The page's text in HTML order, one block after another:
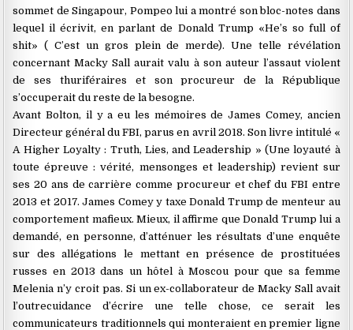
sommet de Singapour, Pompeo lui a montré son bloc-notes dans
lequel il écrivit, en parlant de Donald Trump «He’s so full of
shit» ( C’est un gros plein de merde). Une telle révélation
concernant Macky Sall aurait valu à son auteur l’assaut violent
de ses thuriféraires et son procureur de la République
s’occuperait du reste de la besogne.
Avant Bolton, il y a eu les mémoires de James Comey, ancien
Directeur général du FBI, parus en avril 2018. Son livre intitulé «
A Higher Loyalty : Truth, Lies, and Leadership » (Une loyauté à
toute épreuve : vérité, mensonges et leadership) revient sur
ses 20 ans de carrière comme procureur et chef du FBI entre
2013 et 2017. James Comey y taxe Donald Trump de menteur au
comportement mafieux. Mieux, il affirme que Donald Trump lui a
demandé, en personne, d’atténuer les résultats d’une enquête
sur des allégations le mettant en présence de prostituées
russes en 2013 dans un hôtel à Moscou pour que sa femme
Melenia n’y croit pas. Si un ex-collaborateur de Macky Sall avait
l’outrecuidance d’écrire une telle chose, ce serait les
communicateurs traditionnels qui monteraient en premier ligne